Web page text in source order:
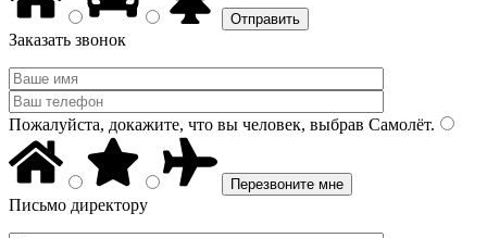
Заказать звонок
Пожалуйста, докажите, что вы человек, выбрав Самолёт.
Письмо директору